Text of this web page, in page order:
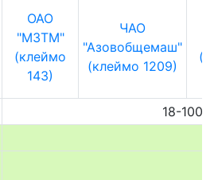
ОАО
"МЗТМ"
(клеймо
143)
ЧАО
"Азовобщемаш"
(клеймо 1209)
18-100